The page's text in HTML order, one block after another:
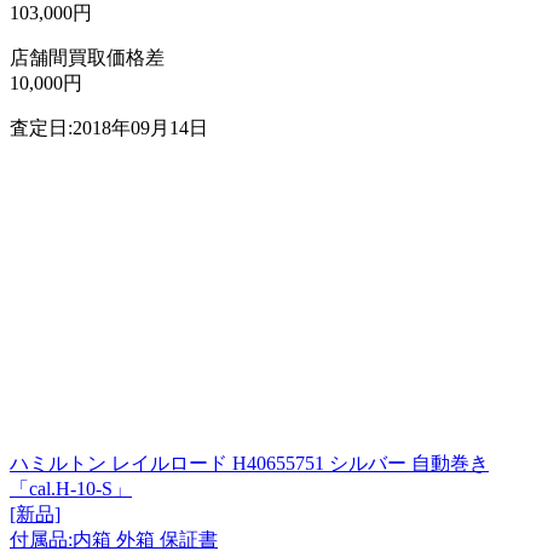
103,000円
店舗間買取価格差
10,000円
査定日:2018年09月14日
ハミルトン レイルロード H40655751 シルバー 自動巻き
「cal.H-10-S」
[新品]
付属品:内箱 外箱 保証書